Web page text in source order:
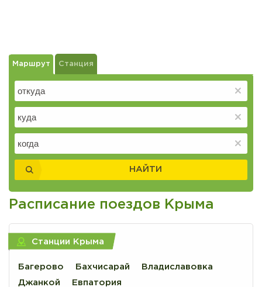
Маршрут Станция
НАЙТИ
Расписание поездов Крыма
Станции Крыма
Багерово Бахчисарай Владиславовка
Джанкой Евпатория